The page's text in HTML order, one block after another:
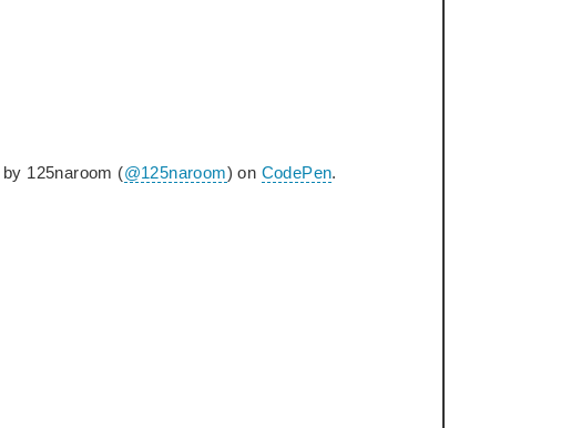
by 125naroom (@125naroom) on CodePen.